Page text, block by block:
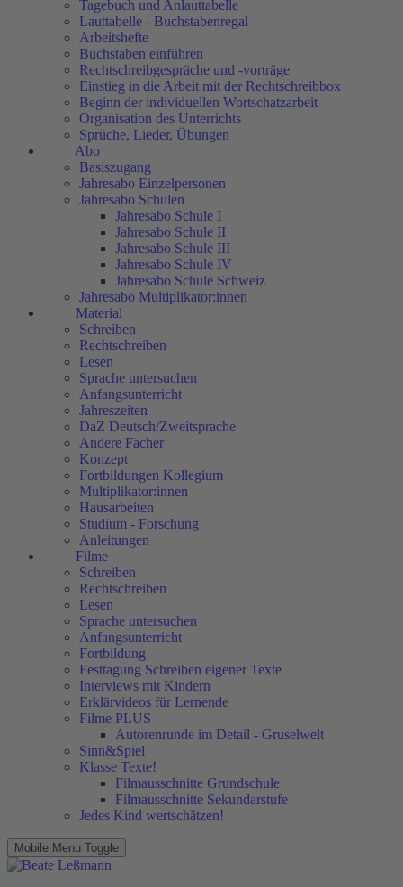
Tagebuch und Anlauttabelle
Lauttabelle - Buchstabenregal
Arbeitshefte
Buchstaben einführen
Rechtschreibgespräche und -vorträge
Einstieg in die Arbeit mit der Rechtschreibbox
Beginn der individuellen Wortschatzarbeit
Organisation des Unterrichts
Sprüche, Lieder, Übungen
Abo
Basiszugang
Jahresabo Einzelpersonen
Jahresabo Schulen
Jahresabo Schule I
Jahresabo Schule II
Jahresabo Schule III
Jahresabo Schule IV
Jahresabo Schule Schweiz
Jahresabo Multiplikator:innen
Material
Schreiben
Rechtschreiben
Lesen
Sprache untersuchen
Anfangsunterricht
Jahreszeiten
DaZ Deutsch/Zweitsprache
Andere Fächer
Konzept
Fortbildungen Kollegium
Multiplikator:innen
Hausarbeiten
Studium - Forschung
Anleitungen
Filme
Schreiben
Rechtschreiben
Lesen
Sprache untersuchen
Anfangsunterricht
Fortbildung
Festtagung Schreiben eigener Texte
Interviews mit Kindern
Erklärvideos für Lernende
Filme PLUS
Autorenrunde im Detail - Gruselwelt
Sinn&Spiel
Klasse Texte!
Filmausschnitte Grundschule
Filmausschnitte Sekundarstufe
Jedes Kind wertschätzen!
Mobile Menu Toggle